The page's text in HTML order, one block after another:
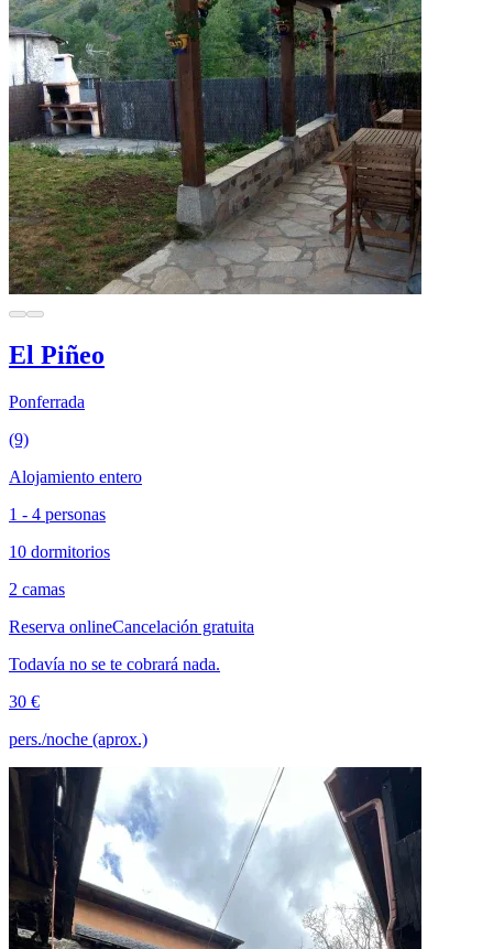
El Piñeo
Ponferrada
(9)
Alojamiento entero
1 - 4 personas
10 dormitorios
2 camas
Reserva onlineCancelación gratuita
Todavía no se te cobrará nada.
30 €
pers./noche (aprox.)